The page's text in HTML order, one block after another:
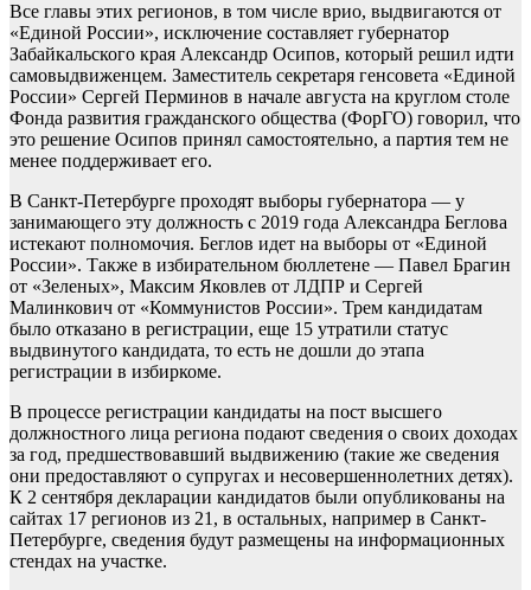
Все главы этих регионов, в том числе врио, выдвигаются от
«Единой России», исключение составляет губернатор
Забайкальского края Александр Осипов, который решил идти
самовыдвиженцем. Заместитель секретаря генсовета «Единой
России» Сергей Перминов в начале августа на круглом столе
Фонда развития гражданского общества (ФорГО) говорил, что
это решение Осипов принял самостоятельно, а партия тем не
менее поддерживает его.
В Санкт-Петербурге проходят выборы губернатора — у
занимающего эту должность с 2019 года Александра Беглова
истекают полномочия. Беглов идет на выборы от «Единой
России». Также в избирательном бюллетене — Павел Брагин
от «Зеленых», Максим Яковлев от ЛДПР и Сергей
Малинкович от «Коммунистов России». Трем кандидатам
было отказано в регистрации, еще 15 утратили статус
выдвинутого кандидата, то есть не дошли до этапа
регистрации в избиркоме.
В процессе регистрации кандидаты на пост высшего
должностного лица региона подают сведения о своих доходах
за год, предшествовавший выдвижению (такие же сведения
они предоставляют о супругах и несовершеннолетних детях).
К 2 сентября декларации кандидатов были опубликованы на
сайтах 17 регионов из 21, в остальных, например в Санкт-
Петербурге, сведения будут размещены на информационных
стендах на участке.